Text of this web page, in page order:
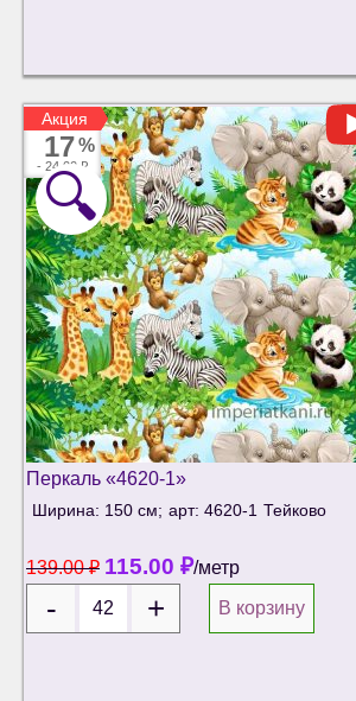
Акция
17%
- 24.00 ₽
Акция
🔍
Перкаль «4620-1»
Ширина: 150 см; арт: 4620-1 Тейково
139.00₽ 115.00 ₽/метр
В корзину